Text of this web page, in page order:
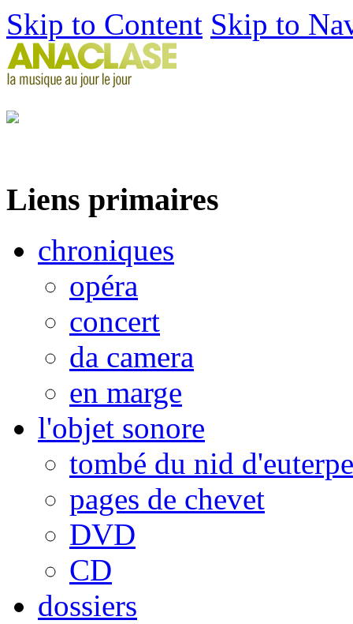
Skip to Content Skip to
Liens primaires
chroniques
opéra
concert
da camera
en marge
l'objet sonore
tombé du nid d'euterpe
pages de chevet
DVD
CD
dossiers